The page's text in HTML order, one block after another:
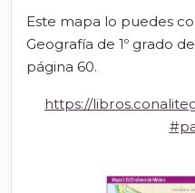
Este mapa lo puedes
Geografía de 1º grado
página 60.
https://